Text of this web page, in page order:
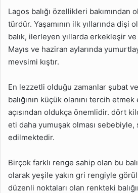
Lagos balığı özellikleri bakımından
türdür. Yaşamının ilk yıllarında dişi
balık, ilerleyen yıllarda erkekleşir
Mayıs ve haziran aylarında
mevsimi kıştır.
En lezzetli olduğu zamanlar şubat
balığının küçük olanını tercih
açısından oldukça önemlidir. dört
eti daha yumuşak olması sebebiyle,
edilmektedir.
Birçok farklı renge sahip olan bu
olarak yeşile yakın gri rengiyle
düzenli noktaları olan renkteki